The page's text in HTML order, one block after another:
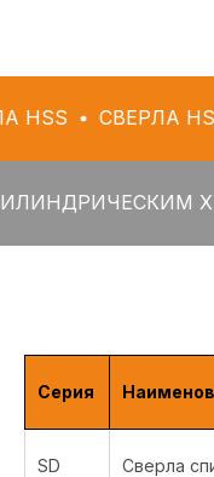
СВЕРЛА HSS
Серия
SD
Сверла